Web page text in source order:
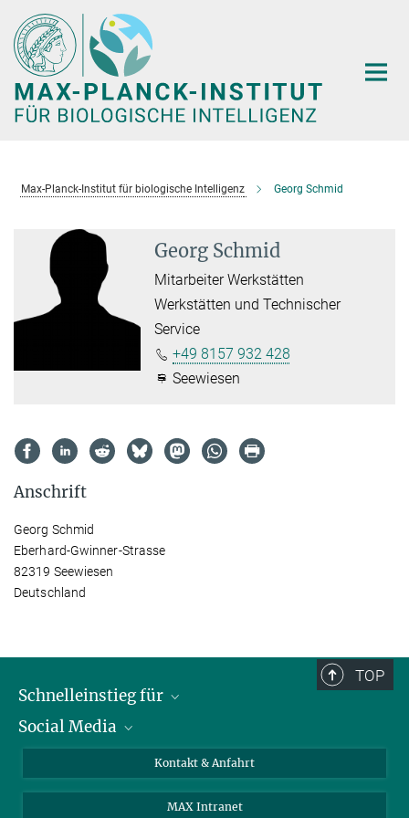
Hauptinhalt
Max-Planck-Institut für biologische Intelligenz Georg Schmid
Georg Schmid
Mitarbeiter Werkstätten
Werkstätten und Technischer
Service
+49 8157 932 428
Seewiesen
Anschrift
Georg Schmid
Eberhard-Gwinner-Strasse
82319 Seewiesen
Deutschland
TOP
Schnelleinstieg für
Journalist*innen
Social Media
Kontakt & Anfahrt
MAX Intranet